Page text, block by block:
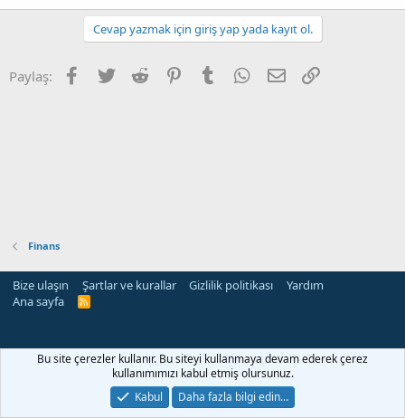
Cevap yazmak için giriş yap yada kayıt ol.
Paylaş: Facebook
Twitter Reddit PinterestTumblr WhatsApp
E-posta
Finans
Bize ulaşın Şartlar ve kurallar Gizlilik politikası
Yardım
Ana sayfa
R
Bu site çerezler kullanır. Bu siteyi kullanmaya devam ederek çerez
kullanımımızı kabul etmiş olursunuz.
Kabul
Daha fazla bilgi edin…